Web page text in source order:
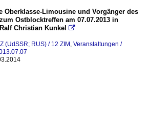
Oberklasse-Limousine und Vorgänger des
Ostblocktreffen am 07.07.2013 in
Christian Kunkel

(UdSSR; RUS) / 12 ZIM , Veranstaltungen /